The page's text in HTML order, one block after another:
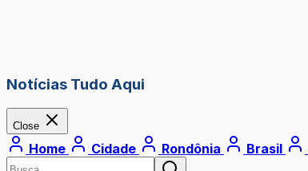
Notícias Tudo Aqui
Close
Home Cidade Rondônia Brasil